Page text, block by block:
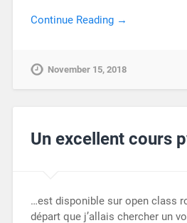
Continue Reading →
November 15, 2018
Un excellent cours
…est disponible sur open class
départ que j’allais chercher un